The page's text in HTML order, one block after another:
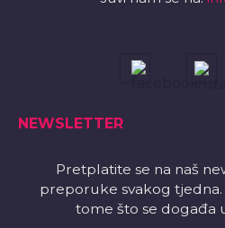
NEWSLETTER
Pretplatite se na naš
preporuke svakog
tome što se događa